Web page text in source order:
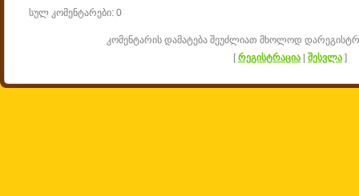
სულ კომენტარები: 0
კომენტარის დამატება შეუძლიათ მხოლოდ
[რეგისტრაცია შესვლა ]